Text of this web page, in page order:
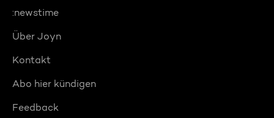
:newstime
Über Joyn
Kontakt
Abo hier kündigen
Feedback